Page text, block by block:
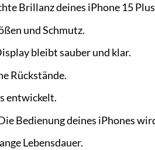
Brillanz deines iPhone 15
und Schmutz.
bleibt sauber und klar.
Rückstände.
entwickelt.
Bedienung deines iPhones
Lebensdauer.